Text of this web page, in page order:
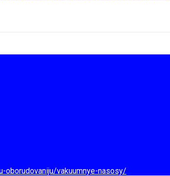
vakuumnye-nasosy/